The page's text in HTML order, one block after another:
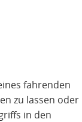
fahrenden
zu lassen oder
in den